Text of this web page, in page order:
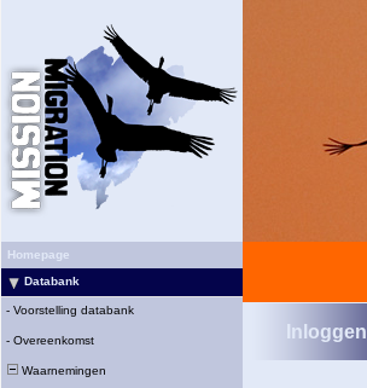
Homepage
Databank
- Voorstelling databank
- Overeenkomst
Waarnemingen
Inloggen